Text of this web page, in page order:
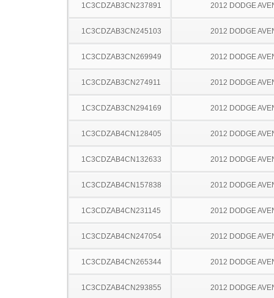
1C3CDZAB3CN237891 2012 DODGE
1C3CDZAB3CN245103 2012 DODGE
1C3CDZAB3CN269949 2012 DODGE
1C3CDZAB3CN274911 2012 DODGE
1C3CDZAB3CN294169 2012 DODGE
1C3CDZAB4CN128405 2012 DODGE
1C3CDZAB4CN132633 2012 DODGE
1C3CDZAB4CN157838 2012 DODGE
1C3CDZAB4CN231145 2012 DODGE
1C3CDZAB4CN247054 2012 DODGE
1C3CDZAB4CN265344 2012 DODGE
1C3CDZAB4CN293855 2012 DODGE